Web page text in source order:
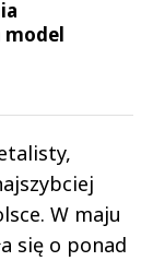
model
W maju
się o ponad